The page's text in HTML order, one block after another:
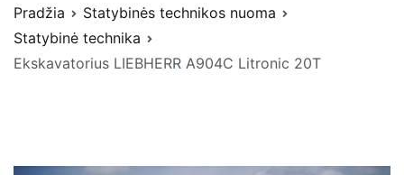
Pradžia
Statybinės technikos nuoma
Statybinė technika
Ekskavatorius LIEBHERR A904C Litronic 20T